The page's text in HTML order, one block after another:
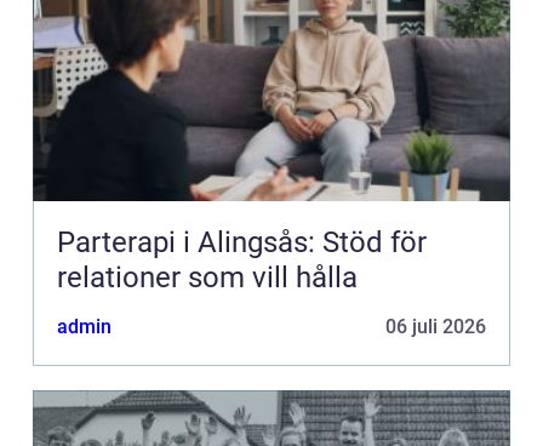
Parterapi i Alingsås: Stöd för
relationer som vill hålla
admin 06 juli 2026